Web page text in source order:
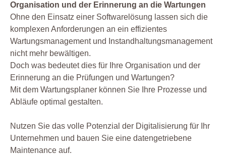
Organisation und der Erinnerung an die Wartungen
Ohne den Einsatz einer Softwarelösung lassen sich die
komplexen Anforderungen an ein effizientes
Wartungsmanagement und Instandhaltungsmanagement
nicht mehr bewältigen.
Doch was bedeutet dies für Ihre Organisation und der
Erinnerung an die Prüfungen und Wartungen?
Mit dem Wartungsplaner können Sie Ihre Prozesse und
Abläufe optimal gestalten.
Nutzen Sie das volle Potenzial der Digitalisierung für Ihr
Unternehmen und bauen Sie eine datengetriebene
Maintenance auf.